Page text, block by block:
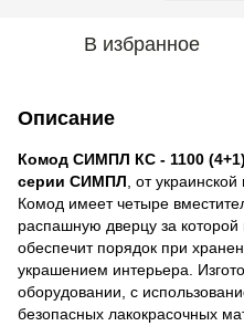
В избранное
Описание
Комод СИМПЛ КС - 1100 (4+1)
серии СИМПЛ , от
Комод имеет четыре
распашную дверцу за
обеспечит порядок при
украшением интерьера.
оборудовании, с
безопасных лакокрасочных